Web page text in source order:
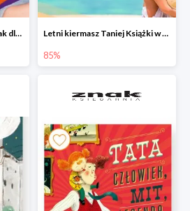
Rabat -74% w Księgarni Znak dla 100 pierwszych osób! Letni kiermasz Taniej Książki w Ksiegarni Znak do -85%!
85%